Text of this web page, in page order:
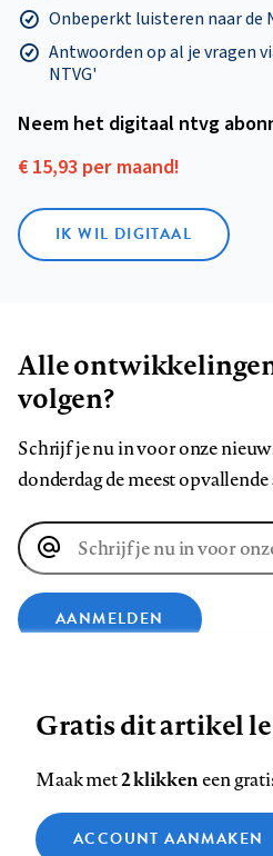
Onbeperkt luisteren naar de
Antwoorden op al je vragen
NTVG'
Neem het digitaal ntvg
€ 15,93 per maand!
IK WIL DIGITAAL
Alle
volgen?
Schrijf je nu in voor onze
donderdag de meest
E-
mailadres
AANMELDEN
op
op
op
ons
op
Contact Colofon Disclaimer
Zie onze cookie policy
Gratis dit artikel
Maak met2 klikkeneen
ACCOUNT AANMAKEN